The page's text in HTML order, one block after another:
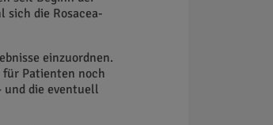
sich die Rosacea-
einzuordnen.
für Patienten noch
und die eventuell